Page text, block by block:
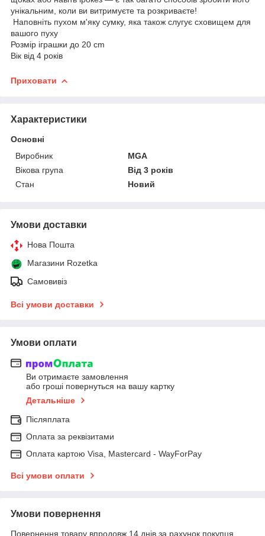
унікальним, коли ви витримуєте та розкриваєте!
Наповніть пухом м'яку сумку, яка також слугує сховищем для
вашого пуху
Розмір іграшки до 20 cm
Вік від 4 років
Приховати
Характеристики
Основні
Виробник
MGA
Вікова група
Від 3 років
Стан
Новий
Умови доставки
Нова Пошта
Магазини Rozetka
Самовивіз
Всі умови доставки
Умови оплати
Ви отримаєте замовлення
або гроші повернуться на вашу картку
Детальніше
Післяплата
Оплата за реквізитами
Оплата картою Visa, Mastercard - WayForPay
Всі умови оплати
Умови повернення
Повернення товару впродовж 14 днів за рахунок покупця